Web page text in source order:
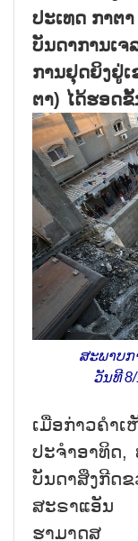
ປະເທດ ກາຕ
ບັນດາການເ
ການຢຸດຍິງຢູ່ເ
ຕາ) ໄດ້ຮອດ
ສະພາບກ
ວັນທີ
ເມື່ອກ່າວຄຳ
ປະຈຳອາທິດ,
ບັນດາສິ່ງກີດ
ສະຣາແອັນ
ຮາມາດສ